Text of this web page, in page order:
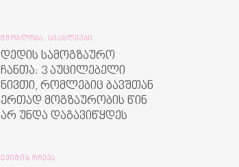
ᲛᲨᲝᲑᲚᲝᲑᲐ, ᲡᲘᲐᲮᲚᲔᲔᲑᲘ
დედის სამოგზაურო
ჩანთა: 3 აუცილებელი
ნივთი, რომლებიც ბავშთან
ერთად მოგზაურობის წინ
არ უნდა დაგავიწყდეს
ᲔᲥᲘᲛᲘᲡ ᲠᲩᲔᲕᲐ